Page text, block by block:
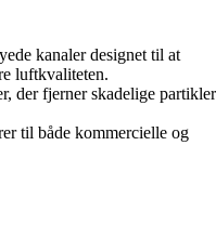
kanaler designet til at
luftkvaliteten.
der fjerner skadelige partikler
til både kommercielle og